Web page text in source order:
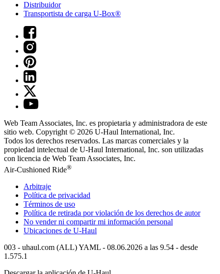
Distribuidor
Transportista de carga U-Box®
Web Team Associates, Inc. es propietaria y administradora de este
sitio web. Copyright © 2026 U-Haul International, Inc.
Todos los derechos reservados. Las marcas comerciales y la
propiedad intelectual de U-Haul International, Inc. son utilizadas
con licencia de Web Team Associates, Inc.
Air-Cushioned Ride®
Arbitraje
Política de privacidad
Términos de uso
Política de retirada por violación de los derechos de autor
No vender ni compartir mi información personal
Ubicaciones de U-Haul
003 - uhaul.com (ALL) YAML - 08.06.2026 a las 9.54 - desde
1.575.1